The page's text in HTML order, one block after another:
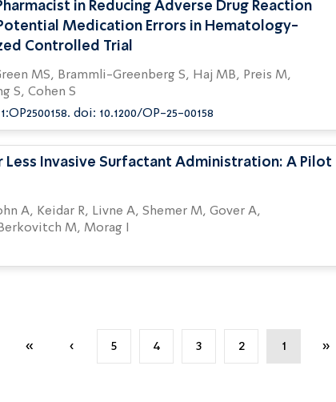
in Reducing Adverse Drug Reaction
Medication Errors in Hematology-
Controlled Trial
S, Cohen S
doi: 10.1200/OP-25-00158
Invasive Surfactant Administration: A Pilot
M, Morag I
«
1
2
3
4
5
›
»